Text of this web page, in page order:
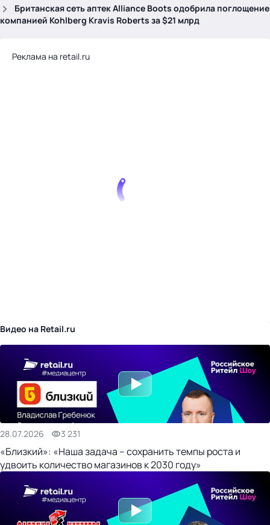
Британская сеть аптек Alliance Boots одобрила поглощение
компанией Kohlberg Kravis Roberts за $21 млрд
Реклама на retail.ru
Видео на Retail.ru
28.07.2026 3 231
«Близкий»: «Наша задача – сохранить темпы роста и
удвоить количество магазинов к 2030 году»